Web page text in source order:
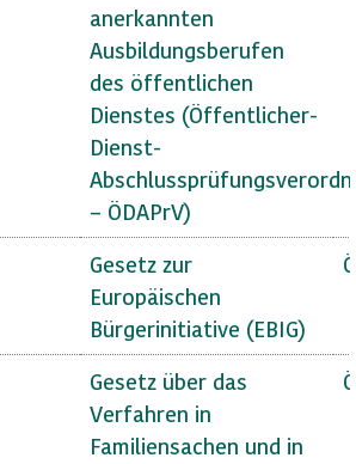
anerkannten
Ausbildungsberufen
des öffentlichen
Dienstes (Öffentlicher-
Dienst-
– ÖDAPrV)
Gesetz zur
Europäischen
Bürgerinitiative (EBIG)
Gesetz über das
Verfahren in
Familiensachen und in